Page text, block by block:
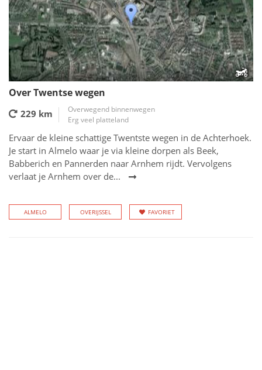
Over Twentse wegen
229 km
Overwegend binnenwegen
Erg veel platteland
Ervaar de kleine schattige Twentste wegen in de Achterhoek.
Je start in Almelo waar je via kleine dorpen als Beek,
Babberich en Pannerden naar Arnhem rijdt. Vervolgens
verlaat je Arnhem over de...
ALMELO OVERIJSSEL FAVORIET